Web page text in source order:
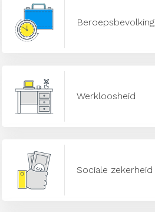
Beroepsbevolking
Werkloosheid
Sociale zekerheid